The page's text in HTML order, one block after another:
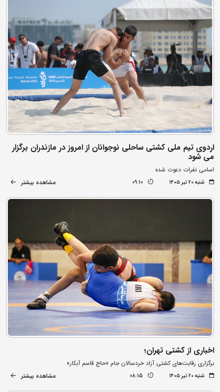
اردوی تیم ملی کشتی ساحلی نوجوانان از امروز در مازندران برگزار
می شود
اسامی نفرات دعوت شده
شنبه ۲۰ تیر ۱۴۰۵ 09:10 مشاهده بیشتر
اخباری از کشتی تهران؛
برگزاری رقابت‌های کشتی آزاد خردسالان جام «حاج قاسم آبکار»
شنبه ۲۰ تیر ۱۴۰۵ 08:15 مشاهده بیشتر